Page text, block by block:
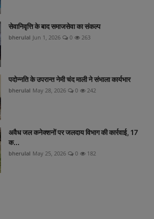
सेवानिवृत्ति के बाद समाजसेवा का संकल्प
bherulal Jun 1, 2026 0 263
पदोन्नति के उपरान्त नेमी चंद माली ने संभाला कार्यभार
bherulal May 28, 2026 0 242
अवैध जल कनेक्शनों पर जलदाय विभाग की कार्रवाई, 17
क...
bherulal May 25, 2026 0 182